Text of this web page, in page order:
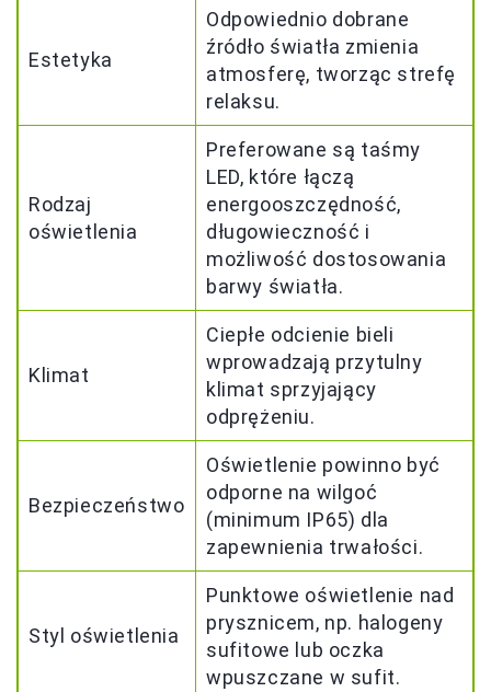
Estetyka
Odpowiednio dobrane
źródło światła zmienia
atmosferę, tworząc strefę
relaksu.
Rodzaj
oświetlenia
Preferowane są taśmy
LED, które łączą
energooszczędność,
długowieczność i
możliwość dostosowania
barwy światła.
Klimat
Ciepłe odcienie bieli
wprowadzają przytulny
klimat sprzyjający
odprężeniu.
Bezpieczeństwo
Oświetlenie powinno być
odporne na wilgoć
(minimum IP65) dla
zapewnienia trwałości.
Styl oświetlenia
Punktowe oświetlenie nad
prysznicem, np. halogeny
sufitowe lub oczka
wpuszczane w sufit.